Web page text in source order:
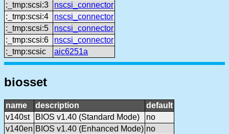
:_tmp:scsi:3
nscsi_connector
:_tmp:scsi:4
nscsi_connector
:_tmp:scsi:5
nscsi_connector
:_tmp:scsi:6
nscsi_connector
:_tmp:scsic
aic6251a
biosset
name description
default
v140st
BIOS v1.40 (Standard Mode)
no
v140en BIOS v1.40 (Enhanced Mode) no